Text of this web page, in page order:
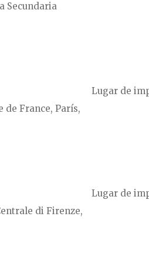
Secundaria
Lugar de
de France, París,
Lugar de
di Firenze,